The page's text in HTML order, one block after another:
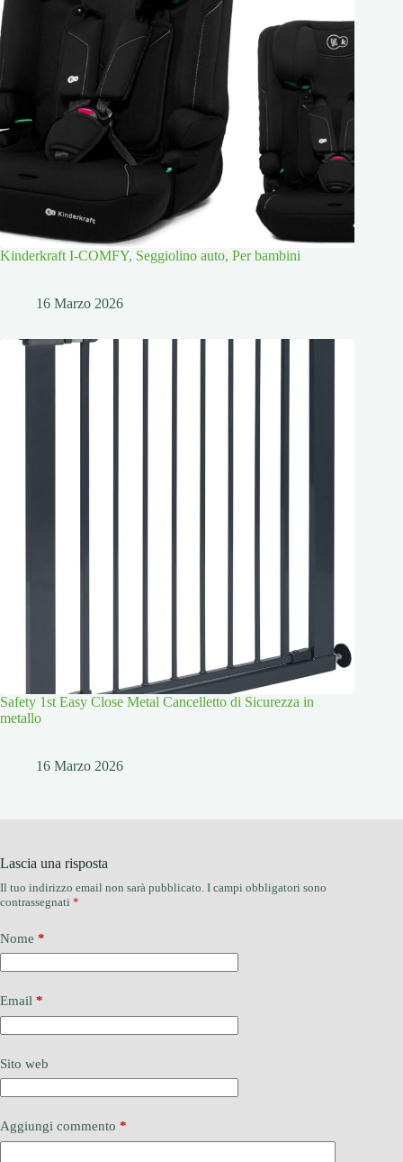
Kinderkraft I-COMFY, Seggiolino auto, Per bambini
16 Marzo 2026
Safety 1st Easy Close Metal Cancelletto di Sicurezza in
metallo
16 Marzo 2026
Lascia una risposta
Il tuo indirizzo email non sarà pubblicato. I campi obbligatori sono
contrassegnati *
Nome *
Email *
Sito web
Aggiungi commento *